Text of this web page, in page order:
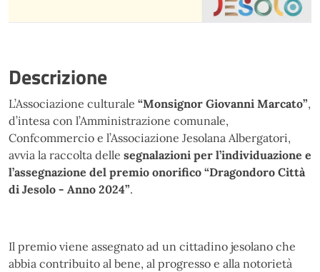
Descrizione
L’Associazione culturale “Monsignor Giovanni Marcato”,
d’intesa con l’Amministrazione comunale,
Confcommercio e l’Associazione Jesolana Albergatori,
avvia la raccolta delle segnalazioni per l’individuazione e
l’assegnazione del premio onorifico “Dragondoro Città
di Jesolo - Anno 2024”.
Il premio viene assegnato ad un cittadino jesolano che
abbia contribuito al bene, al progresso e alla notorietà